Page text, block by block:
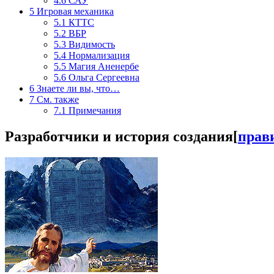
5 Игровая механика
5.1 КТТС
5.2 ВБР
5.3 Видимость
5.4 Нормализация
5.5 Магия Аненербе
5.6 Ольга Сергеевна
6 Знаете ли вы, что…
7 См. также
7.1 Примечания
Разработчики и история создания[